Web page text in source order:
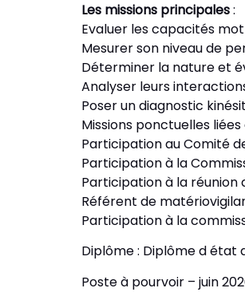
Les missions principales:
Evaluer les capacités
Mesurer son niveau de
Déterminer la nature et
Analyser leurs
Poser un diagnostic
Missions ponctuelles
Participation au Comité
Participation à la
Participation à la réunion
Référent de
Participation à la
Diplôme : Diplôme d
Poste à pourvoir – juin